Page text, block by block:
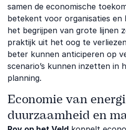
samen de economische
betekent voor organisaties en
het begrijpen van grote lijnen
praktijk uit het oog te
beter kunnen anticiperen op
scenario’s kunnen inzetten in
planning.
Economie van
duurzaamheid en